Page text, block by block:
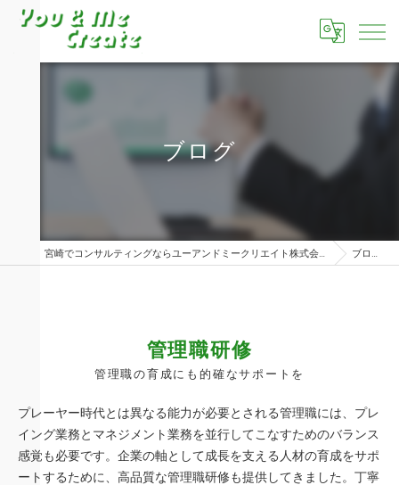
ブログ
宮崎でコンサルティングならユーアンドミークリエイト株式会社 ブログ
管理職研修
管理職の育成にも的確なサポートを
プレーヤー時代とは異なる能力が必要とされる管理職には、プレ
イング業務とマネジメント業務を並行してこなすためのバランス
感覚も必要です。企業の軸として成長を支える人材の育成をサポ
ートするために、高品質な管理職研修も提供してきました。丁寧